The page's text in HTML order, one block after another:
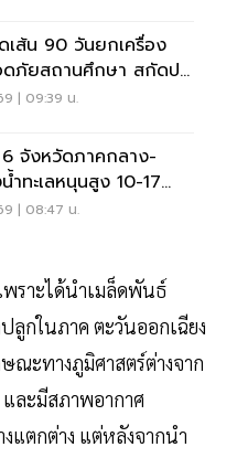
เส้น 90 วันยกเครื่อง
ดภัยสถานศึกษา สกัดปม
| 09:39 น.
จังหวัดภาคกลาง-
ำทะเลหนุนสูง 10-17
| 08:47 น.
ราะได้นำเมล็ดพันธ์
กในภาค ตะวันออกเฉียง
ะทางภูมิศาสตร์ต่างจาก
ละมีสภาพอากาศ
ตกต่าง แต่หลังจากนำ